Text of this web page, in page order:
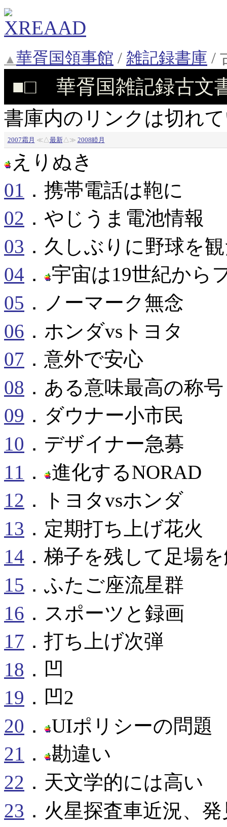
華胥国領事館 / 雑記録書庫 /
華胥国雑記録古文
書庫内のリンクは切れ
2007霜月 最新 2008睦月
えりぬき
01 ．携帯電話は鞄に
02 ．やじうま電池情報
03 ．久しぶりに野球を
04 ．
宇宙は19世紀から
05 ．ノーマーク無念
06 ．ホンダvsトヨタ
07 ．意外で安心
08 ．ある意味最高の称
09 ．ダウナー小市民
10 ．デザイナー急募
11 ．
進化するNORAD
12 ．トヨタvsホンダ
13 ．定期打ち上げ花火
14 ．梯子を残して足場
15 ．ふたご座流星群
16 ．スポーツと録画
17 ．打ち上げ次弾
18 ．凹
19 ．凹2
20 ．
UIポリシーの問題
21 ．
勘違い
22 ．天文学的には高い
23 ．火星探査車近況、